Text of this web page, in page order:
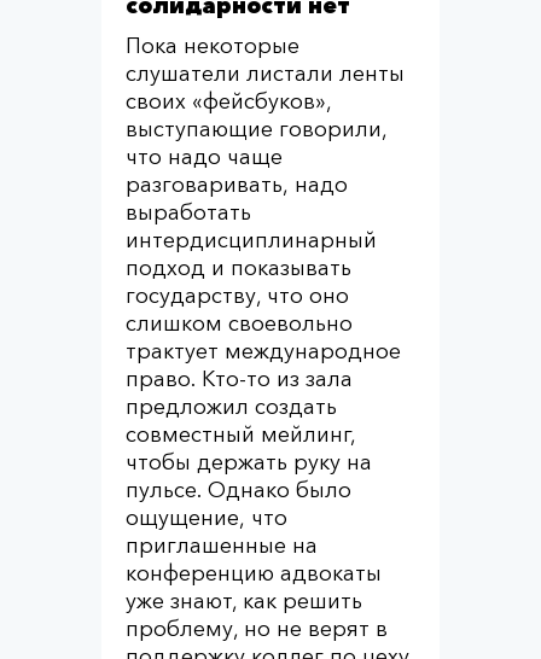
солидарности нет
Пока некоторые
слушатели листали ленты
своих «фейсбуков»,
выступающие говорили,
что надо чаще
разговаривать, надо
выработать
интердисциплинарный
подход и показывать
государству, что оно
слишком своевольно
трактует международное
право. Кто-то из зала
предложил создать
совместный мейлинг,
чтобы держать руку на
пульсе. Однако было
ощущение, что
приглашенные на
конференцию адвокаты
уже знают, как решить
проблему, но не верят в